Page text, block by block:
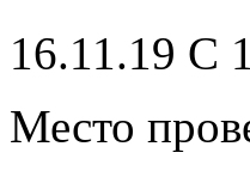
16.11.19 C
Место